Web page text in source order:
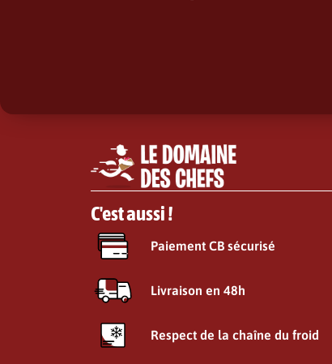
C'est aussi !
Paiement CB sécurisé
Livraison en 48h
Respect de la chaîne du froid